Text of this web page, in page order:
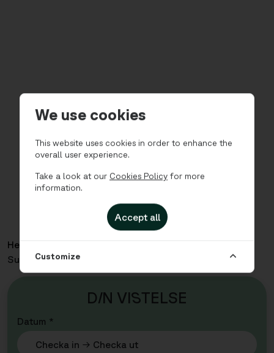
Hem
Superior för 3
DIN VISTELSE
Datum *
We use cookies
This website uses cookies in order to enhance the
overall user experience.
Take a look at our Cookies Policy for more
information.
Accept all
Customize